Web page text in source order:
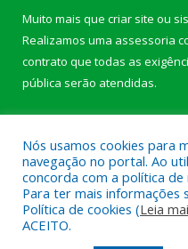
Muito mais que criar site ou
Realizamos uma assessoria
contrato que todas as
pública serão atendidas.
Todos os direitos
Nós usamos cookies para
navegação no portal. Ao
concorda com a política
Para ter mais informações
Política de cookies (Leia
ACEITO.